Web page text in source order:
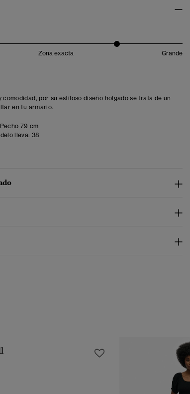
Zona exacta Grande
comodidad, por su estiloso diseño holgado se trata de un
en tu armario.
79 cm
lleva: 38